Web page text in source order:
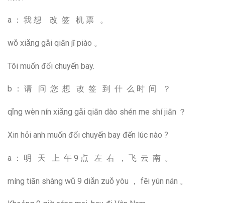
a ： 我 想 改 签 机 票 。
wǒ xiǎng gǎi qiān jī piào 。
Tôi muốn đổi chuyến bay.
b ： 请 问 您 想 改 签 到 什 么 时 间 ？
qǐng wèn nín xiǎng gǎi qiān dào shén me shí jiān ？
Xin hỏi anh muốn đổi chuyến bay đến lúc nào ?
a ： 明 天 上 午 9 点 左 右 ， 飞 云 南 。
míng tiān shàng wǔ 9 diǎn zuǒ yòu ， fēi yún nán 。